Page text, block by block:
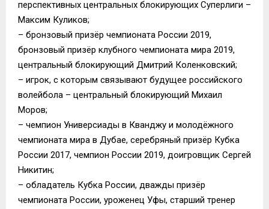
перспективных центральных блокирующих Суперлиги –
Максим Куликов;
– бронзовый призёр чемпионата России 2019,
бронзовый призёр клубного чемпионата мира 2019,
центральный блокирующий Дмитрий Коленковский;
– игрок, с которым связывают будущее российского
волейбола – центральный блокирующий Михаил
Моров;
– чемпион Универсиады в Кванджу и молодёжного
чемпионата мира в Дубае, серебряный призёр Кубка
России 2017, чемпион России 2019, доигровщик Сергей
Никитин;
– обладатель Кубка России, дважды призёр
чемпионата России, уроженец Уфы, старший тренер